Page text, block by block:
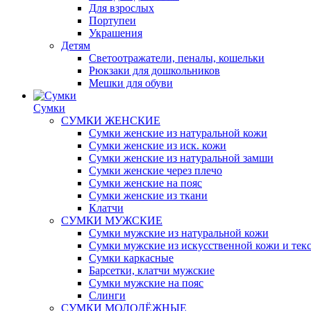
Для взрослых
Портупеи
Украшения
Детям
Светоотражатели, пеналы, кошельки
Рюкзаки для дошкольников
Мешки для обуви
Сумки
СУМКИ ЖЕНСКИЕ
Сумки женские из натуральной кожи
Сумки женские из иск. кожи
Сумки женские из натуральной замши
Сумки женские через плечо
Сумки женские на пояс
Сумки женские из ткани
Клатчи
СУМКИ МУЖСКИЕ
Сумки мужские из натуральной кожи
Сумки мужские из искусственной кожи и
Сумки каркасные
Барсетки, клатчи мужские
Сумки мужские на пояс
Слинги
СУМКИ МОЛОДЁЖНЫЕ